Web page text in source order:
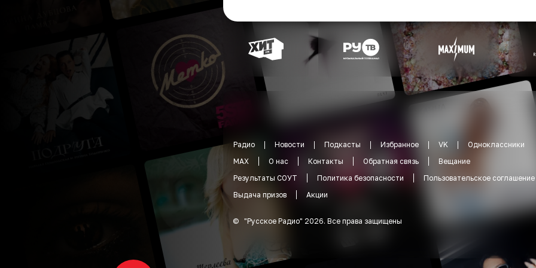
Радио Новости Подкасты Избранное VK
Одноклассники
MAX
О нас Контакты Обратная связь
Вещание
Результаты СОУТ
Политика безопасности
Пользовательское соглашение
Выдача призов
Акции
© "Русское Радио" 2026. Все права защищены